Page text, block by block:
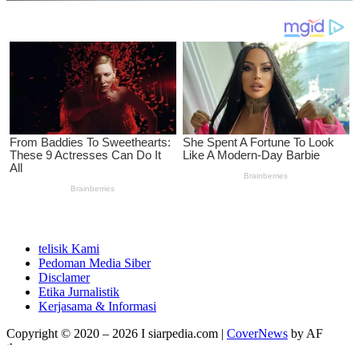
telisik Kami
Pedoman Media Siber
Disclamer
Etika Jurnalistik
Kerjasama & Informasi
Copyright © 2020 – 2026 I siarpedia.com | CoverNews by AF